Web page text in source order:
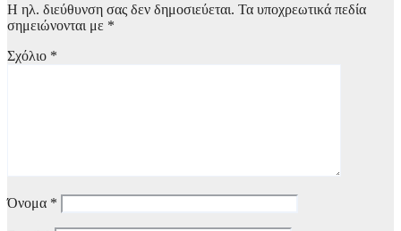
Η ηλ. διεύθυνση σας δεν δημοσιεύεται. Τα υποχρεωτικά πεδία
σημειώνονται με *
Σχόλιο *
Όνομα *